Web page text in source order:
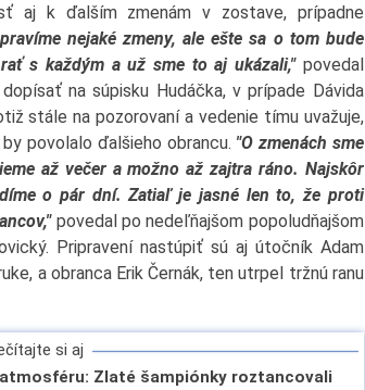
aj k ďalším zmenám v zostave, prípadne
nejaké zmeny, ale ešte sa o tom bude
s každým a už sme to aj ukázali,"povedal
na súpisku Hudáčka, v prípade Dávida
stále na pozorovaní a vedenie tímu uvažuje,
povolalo ďalšieho obrancu. "O zmenách sme
až večer a možno až zajtra ráno. Najskôr
o pár dní. Zatiaľ je jasné len to, že proti
povedal po nedeľňajšom popoludňajšom
Pripravení nastúpiť sú aj útočník Adam
a obranca Erik Černák, ten utrpel tržnú ranu
si aj
atmosféru: Zlaté šampiónky roztancovali